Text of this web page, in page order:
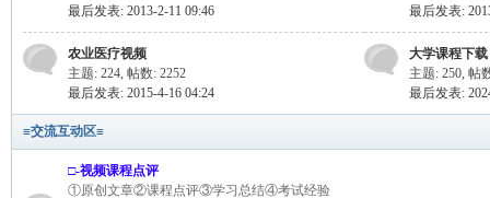
最后发表: 2013-2-11 09:46
最后发表:
农业医疗视频
主题: 224, 帖数: 2252
最后发表: 2015-4-16 04:24
大学课程下载
主题: 250, 帖
最后发表:
≡交流互动区≡
□-视频课程点评
①原创文章②课程点评③学习总结④考试经验